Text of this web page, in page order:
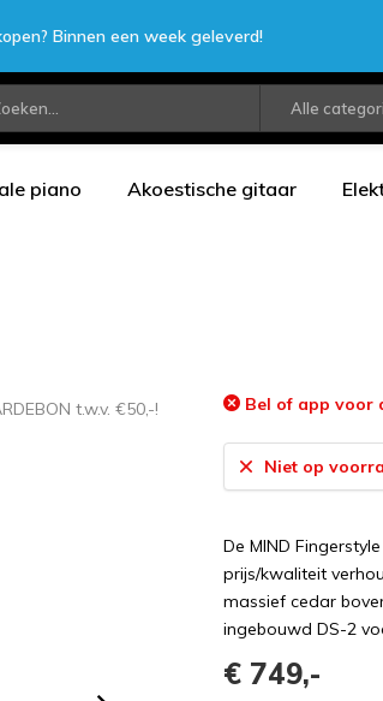
Alle
Binnen een week geleverd!
piano Akoestische gitaar
t.w.v. €50,-! Bel of app voor
Niet op
De MIND
prijs/kwaliteit
massief cedar
ingebouwd DS-2
€ 749,-